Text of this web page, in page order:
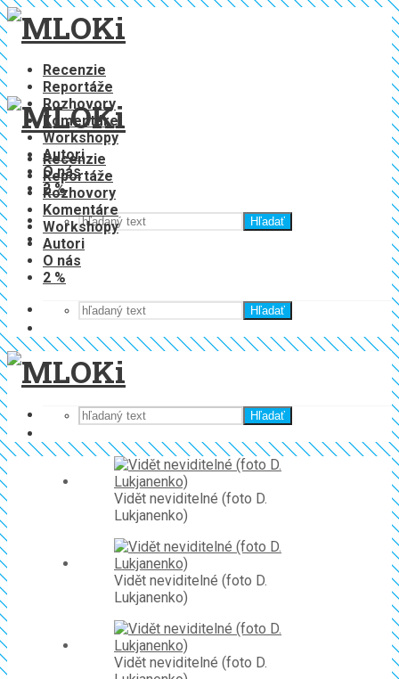
Recenzie
Reportáže
Rozhovory
Komentáre
Workshopy
Autori
O nás
2 %
Hľadať
Recenzie
Reportáže
Rozhovory
Komentáre
Workshopy
Autori
O nás
2 %
Hľadať
Hľadať
Vidět neviditelné (foto D.
Lukjanenko)
Vidět neviditelné (foto D.
Lukjanenko)
Vidět neviditelné (foto D.